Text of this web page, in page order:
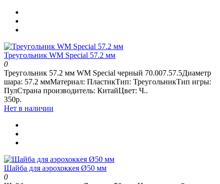
Треугольник WM Special 57.2 мм
0
Треугольник 57.2 мм WM Special черный 70.007.57.5Диаметр
шара: 57.2 ммМатериал: ПластикТип: ТреугольникТип игры:
ПулСтрана производитель: КитайЦвет: Ч..
350р.
Нет в наличии
Шайба для аэрохоккея Ø50 мм
0